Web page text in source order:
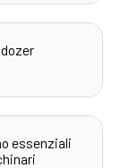
essenziali